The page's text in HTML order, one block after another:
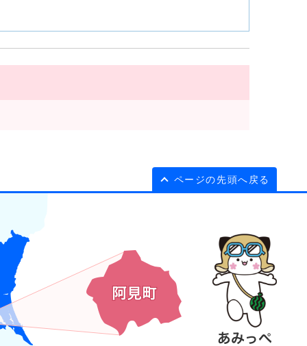
ページの先頭へ戻る